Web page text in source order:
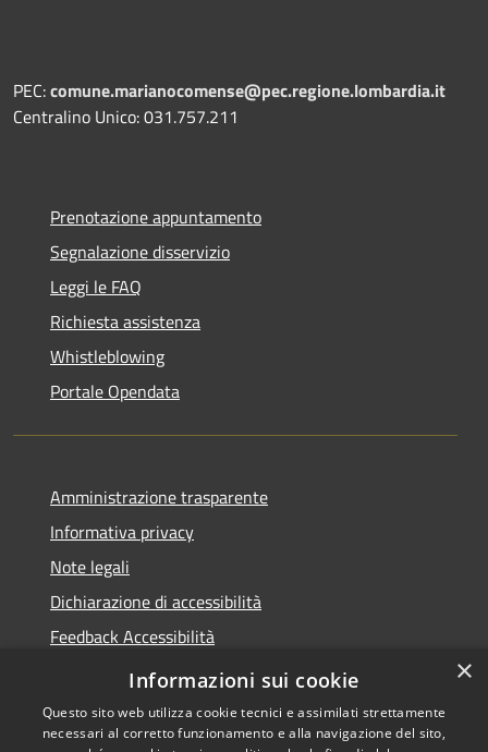
PEC:comune.marianocomense@pec.regione.lombardia.it
Centralino Unico: 031.757.211
Prenotazione appuntamento
Segnalazione disservizio
Leggi le FAQ
Richiesta assistenza
Whistleblowing
Portale Opendata
Amministrazione trasparente
Informativa privacy
Note legali
Dichiarazione di accessibilità
Feedback Accessibilità
Fatturare al comune
×
Informazioni sui cookie
Questo sito web utilizza cookie tecnici e assimilati strettamente
necessari al corretto funzionamento e alla navigazione del sito,